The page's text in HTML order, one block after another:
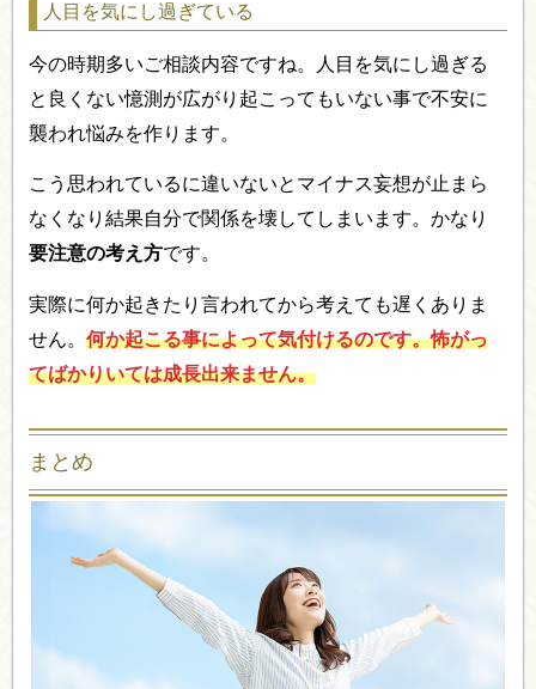
人目を気にし過ぎている
今の時期多いご相談内容ですね。人目を気にし過ぎる
と良くない憶測が広がり起こってもいない事で不安に
襲われ悩みを作ります。
こう思われているに違いないとマイナス妄想が止まら
なくなり結果自分で関係を壊してしまいます。かなり
要注意の考え方です。
実際に何か起きたり言われてから考えても遅くありま
せん。何か起こる事によって気付けるのです。怖がっ
てばかりいては成長出来ません。
まとめ